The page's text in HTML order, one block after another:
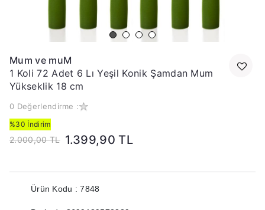
Mum ve muM
1 Koli 72 Adet 6 Lı Yeşil Konik Şamdan Mum
Yükseklik 18 cm
0 Değerlendirme :
%30 İndirim
2.000,00 TL 1.399,90 TL
Ürün Kodu : 7848